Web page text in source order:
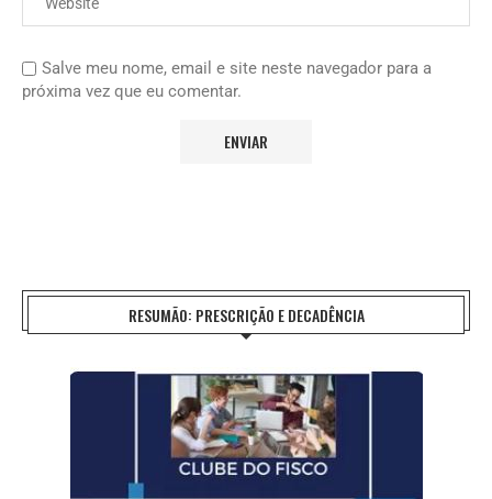
Salve meu nome, email e site neste navegador para a
próxima vez que eu comentar.
RESUMÃO: PRESCRIÇÃO E DECADÊNCIA